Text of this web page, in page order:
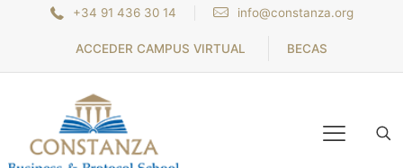
+34 91 436 30 14 info@constanza.org
ACCEDER CAMPUS VIRTUAL BECAS